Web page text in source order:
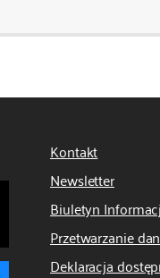
Kontakt
Newsletter
Biuletyn
Przetwarzanie
Deklaracja